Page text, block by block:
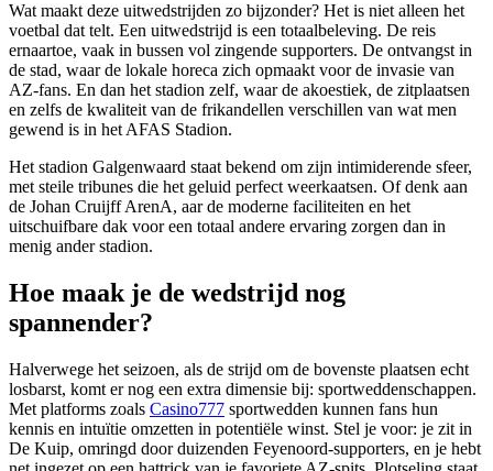
Wat maakt deze uitwedstrijden zo bijzonder? Het is niet alleen het
voetbal dat telt. Een uitwedstrijd is een totaalbeleving. De reis
ernaartoe, vaak in bussen vol zingende supporters. De ontvangst in
de stad, waar de lokale horeca zich opmaakt voor de invasie van
AZ-fans. En dan het stadion zelf, waar de akoestiek, de zitplaatsen
en zelfs de kwaliteit van de frikandellen verschillen van wat men
gewend is in het AFAS Stadion.
Het stadion Galgenwaard staat bekend om zijn intimiderende sfeer,
met steile tribunes die het geluid perfect weerkaatsen. Of denk aan
de Johan Cruijff ArenA, aar de moderne faciliteiten en het
uitschuifbare dak voor een totaal andere ervaring zorgen dan in
menig ander stadion.
Hoe maak je de wedstrijd nog
spannender?
Halverwege het seizoen, als de strijd om de bovenste plaatsen echt
losbarst, komt er nog een extra dimensie bij: sportweddenschappen.
Met platforms zoals Casino777 sportwedden kunnen fans hun
kennis en intuïtie omzetten in potentiële winst. Stel je voor: je zit in
De Kuip, omringd door duizenden Feyenoord-supporters, en je hebt